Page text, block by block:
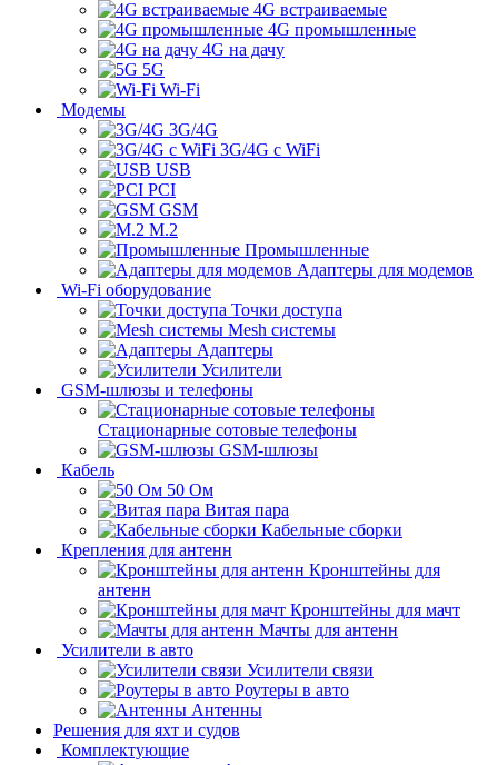
4G встраиваемые
4G промышленные
4G на дачу
5G
Wi-Fi
Модемы
3G/4G
3G/4G с WiFi
USB
PCI
GSM
M.2
Промышленные
Адаптеры для модемов
Wi-Fi оборудование
Точки доступа
Mesh системы
Адаптеры
Усилители
GSM-шлюзы и телефоны
Стационарные сотовые телефоны
GSM-шлюзы
Кабель
50 Ом
Витая пара
Кабельные сборки
Крепления для антенн
Кронштейны для
антенн
Кронштейны для мачт
Мачты для антенн
Усилители в авто
Усилители связи
Роутеры в авто
Антенны
Решения для яхт и судов
Комплектующие